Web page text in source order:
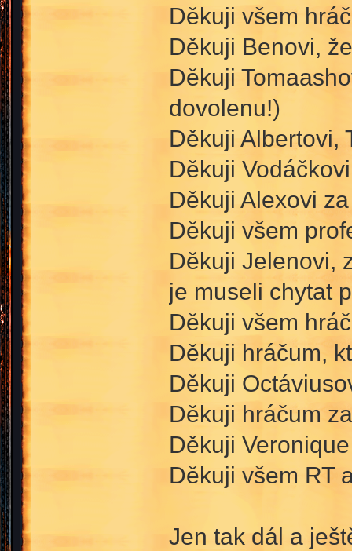
Děkuji všem
Děkuji Benovi,
Děkuji
dovolenu!)
Děkuji Albertovi,
Děkuji
Děkuji Alexovi
Děkuji všem
Děkuji Jelenovi,
je museli chytat
Děkuji všem
Děkuji hráčum,
Děkuji
Děkuji hráčum
Děkuji
Děkuji všem RT
Jen tak dál a